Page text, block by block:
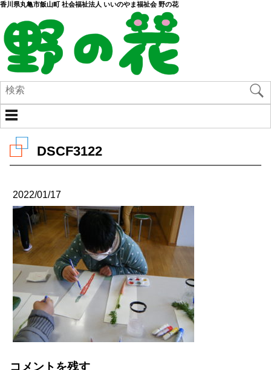
香川県丸亀市飯山町 社会福祉法人 いいのやま福祉会 野の花
DSCF3122
2022/01/17
コメントを残す